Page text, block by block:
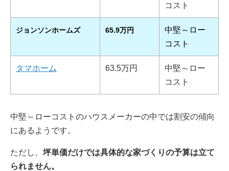
コスト
ジョンソンホームズ 65.9万円
中堅～ロー
コスト
タマホーム 63.5万円
中堅～ロー
コスト
中堅～ローコストのハウスメーカーの中では割安の傾向
にあるようです。
ただし、 坪単価だけでは具体的な家づくりの予算は立て
られません。